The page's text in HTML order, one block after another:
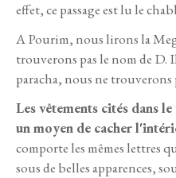
effet, ce passage est lu le
A Pourim, nous lirons la
trouverons pas le nom de D.
paracha, nous ne trouverons
Les vêtements cités dans
un moyen de cacher
comporte les mêmes lettres
sous de belles apparences,